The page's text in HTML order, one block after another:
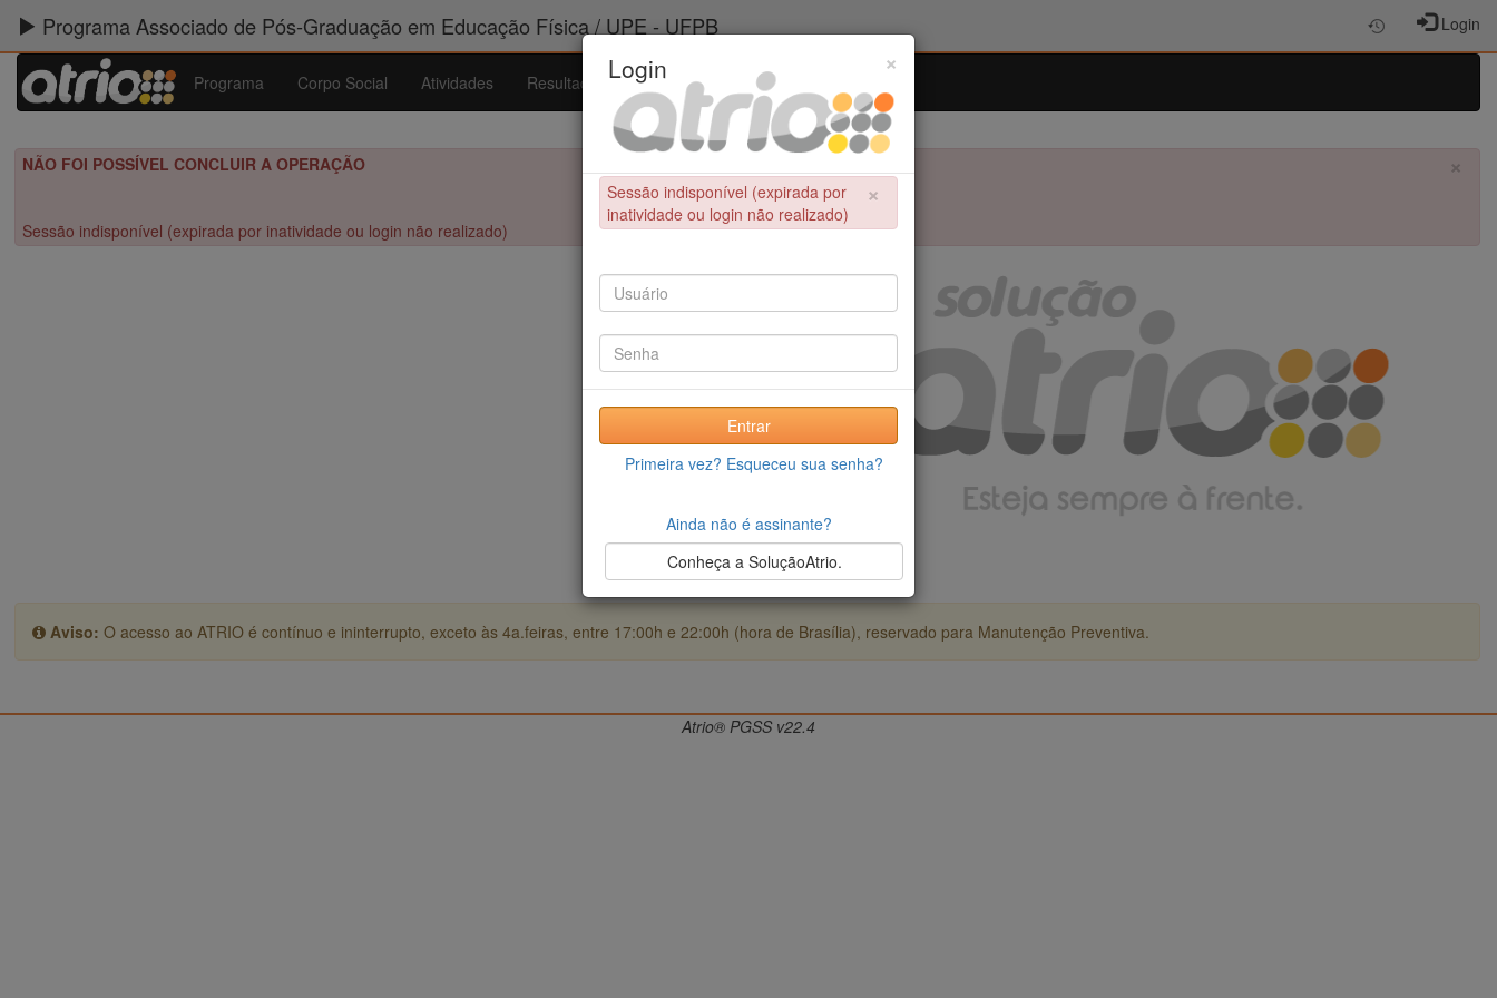
Programa Associado de Pós-Graduação em Educação Física / UPE - UFPB Login
Programa Corpo Social Atividades Resultados Admissão Ferramentas
×
NÃO FOI POSSÍVEL CONCLUIR A OPERAÇÃO
Sessão indisponível (expirada por inatividade ou login não realizado)
Aviso: O acesso ao ATRIO é contínuo e ininterrupto, exceto às 4a.feiras, entre 17:00h e 22:00h (hora de Brasília), reservado para Manutenção Preventiva.
×
Login
×
Sessão indisponível (expirada por
inatividade ou login não realizado)
Entrar
Primeira vez? Esqueceu sua senha?
Ainda não é assinante?
Conheça a SoluçãoAtrio.
Atrio® PGSS v22.4